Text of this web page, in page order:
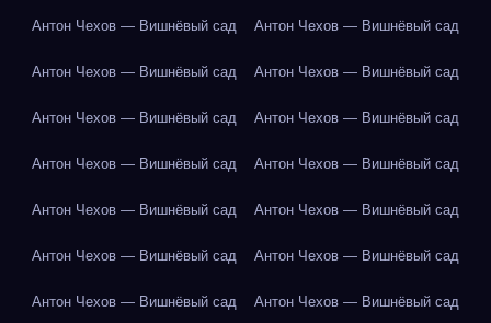
Антон Чехов — Вишнёвый сад Антон Чехов — Вишнёвый сад
Антон Чехов — Вишнёвый сад Антон Чехов — Вишнёвый сад
Антон Чехов — Вишнёвый сад Антон Чехов — Вишнёвый сад
Антон Чехов — Вишнёвый сад Антон Чехов — Вишнёвый сад
Антон Чехов — Вишнёвый сад Антон Чехов — Вишнёвый сад
Антон Чехов — Вишнёвый сад Антон Чехов — Вишнёвый сад
Антон Чехов — Вишнёвый сад Антон Чехов — Вишнёвый сад